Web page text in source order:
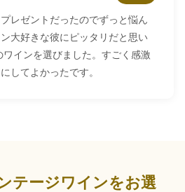
レゼントだったのでずっと悩ん
大好きな彼にピッタリだと思い
インを選びました。すごく感激
してよかったです。
テージワインをお選